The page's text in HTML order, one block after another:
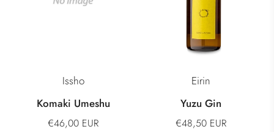
Issho
Komaki Umeshu
€46,00 EUR
Eirin
Yuzu Gin
€48,50 EUR